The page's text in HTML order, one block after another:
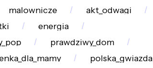
malownicze
akt_odwagi
energia
prawdziwy_dom
polska_gwiazda